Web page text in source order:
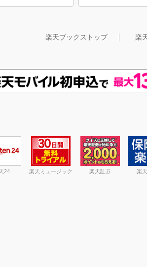
楽天ブックストップ 楽
24 楽天ミュージック 楽天証券 楽